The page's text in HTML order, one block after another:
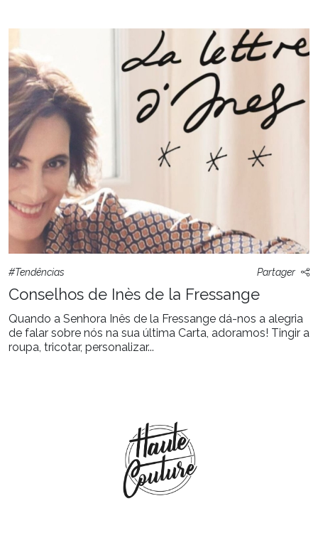
#Tendências Partager
Conselhos de Inès de la Fressange
Quando a Senhora Inês de la Fressange dá-nos a alegria
de falar sobre nós na sua última Carta, adoramos! Tingir a
roupa, tricotar, personalizar...